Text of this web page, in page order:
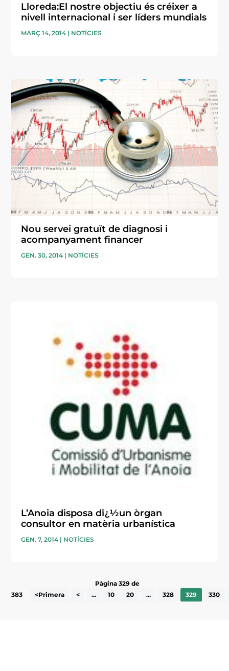
Lloreda:El nostre objectiu és créixer a
nivell internacional i ser líders mundials
MARÇ 14, 2014 | NOTÍCIES
Nou servei gratuït de diagnosi i
acompanyament financer
GEN. 30, 2014 | NOTÍCIES
L’Anoia disposa dï¿½un òrgan
consultor en matèria urbanística
GEN. 7, 2014 | NOTÍCIES
Pàgina 329 de
383
<Primera < ... 10 20 ... 328 329 330